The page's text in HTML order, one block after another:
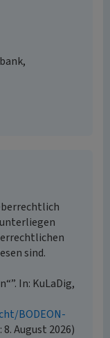
sind.
In: KuLaDig,
BODEON-
August 2026)